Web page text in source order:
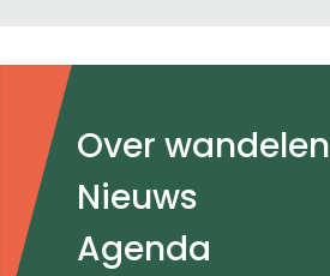
Doormat
navigatie
Over wandelen
Nieuws
Agenda